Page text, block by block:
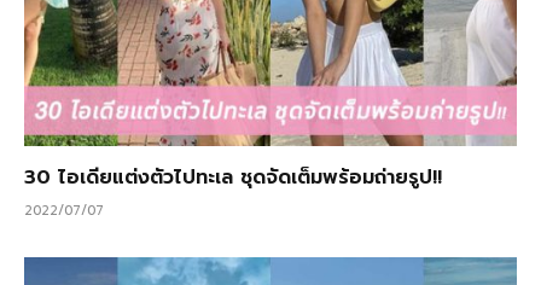
30 ไอเดียแต่งตัวไปทะเล ชุดจัดเต็มพร้อมถ่ายรูป!!
2022/07/07